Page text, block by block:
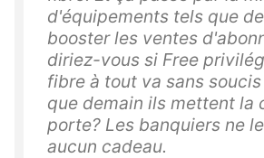
d'équipements tels que
booster les ventes
diriez-vous si Free
fibre à tout va sans
que demain ils mettent la
porte? Les banquiers ne
aucun cadeau.